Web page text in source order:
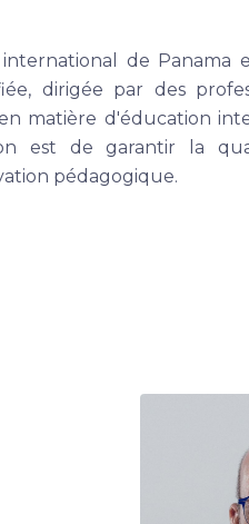
international de
dirigée par des
matière d'éducation
est de garantir la
pédagogique.